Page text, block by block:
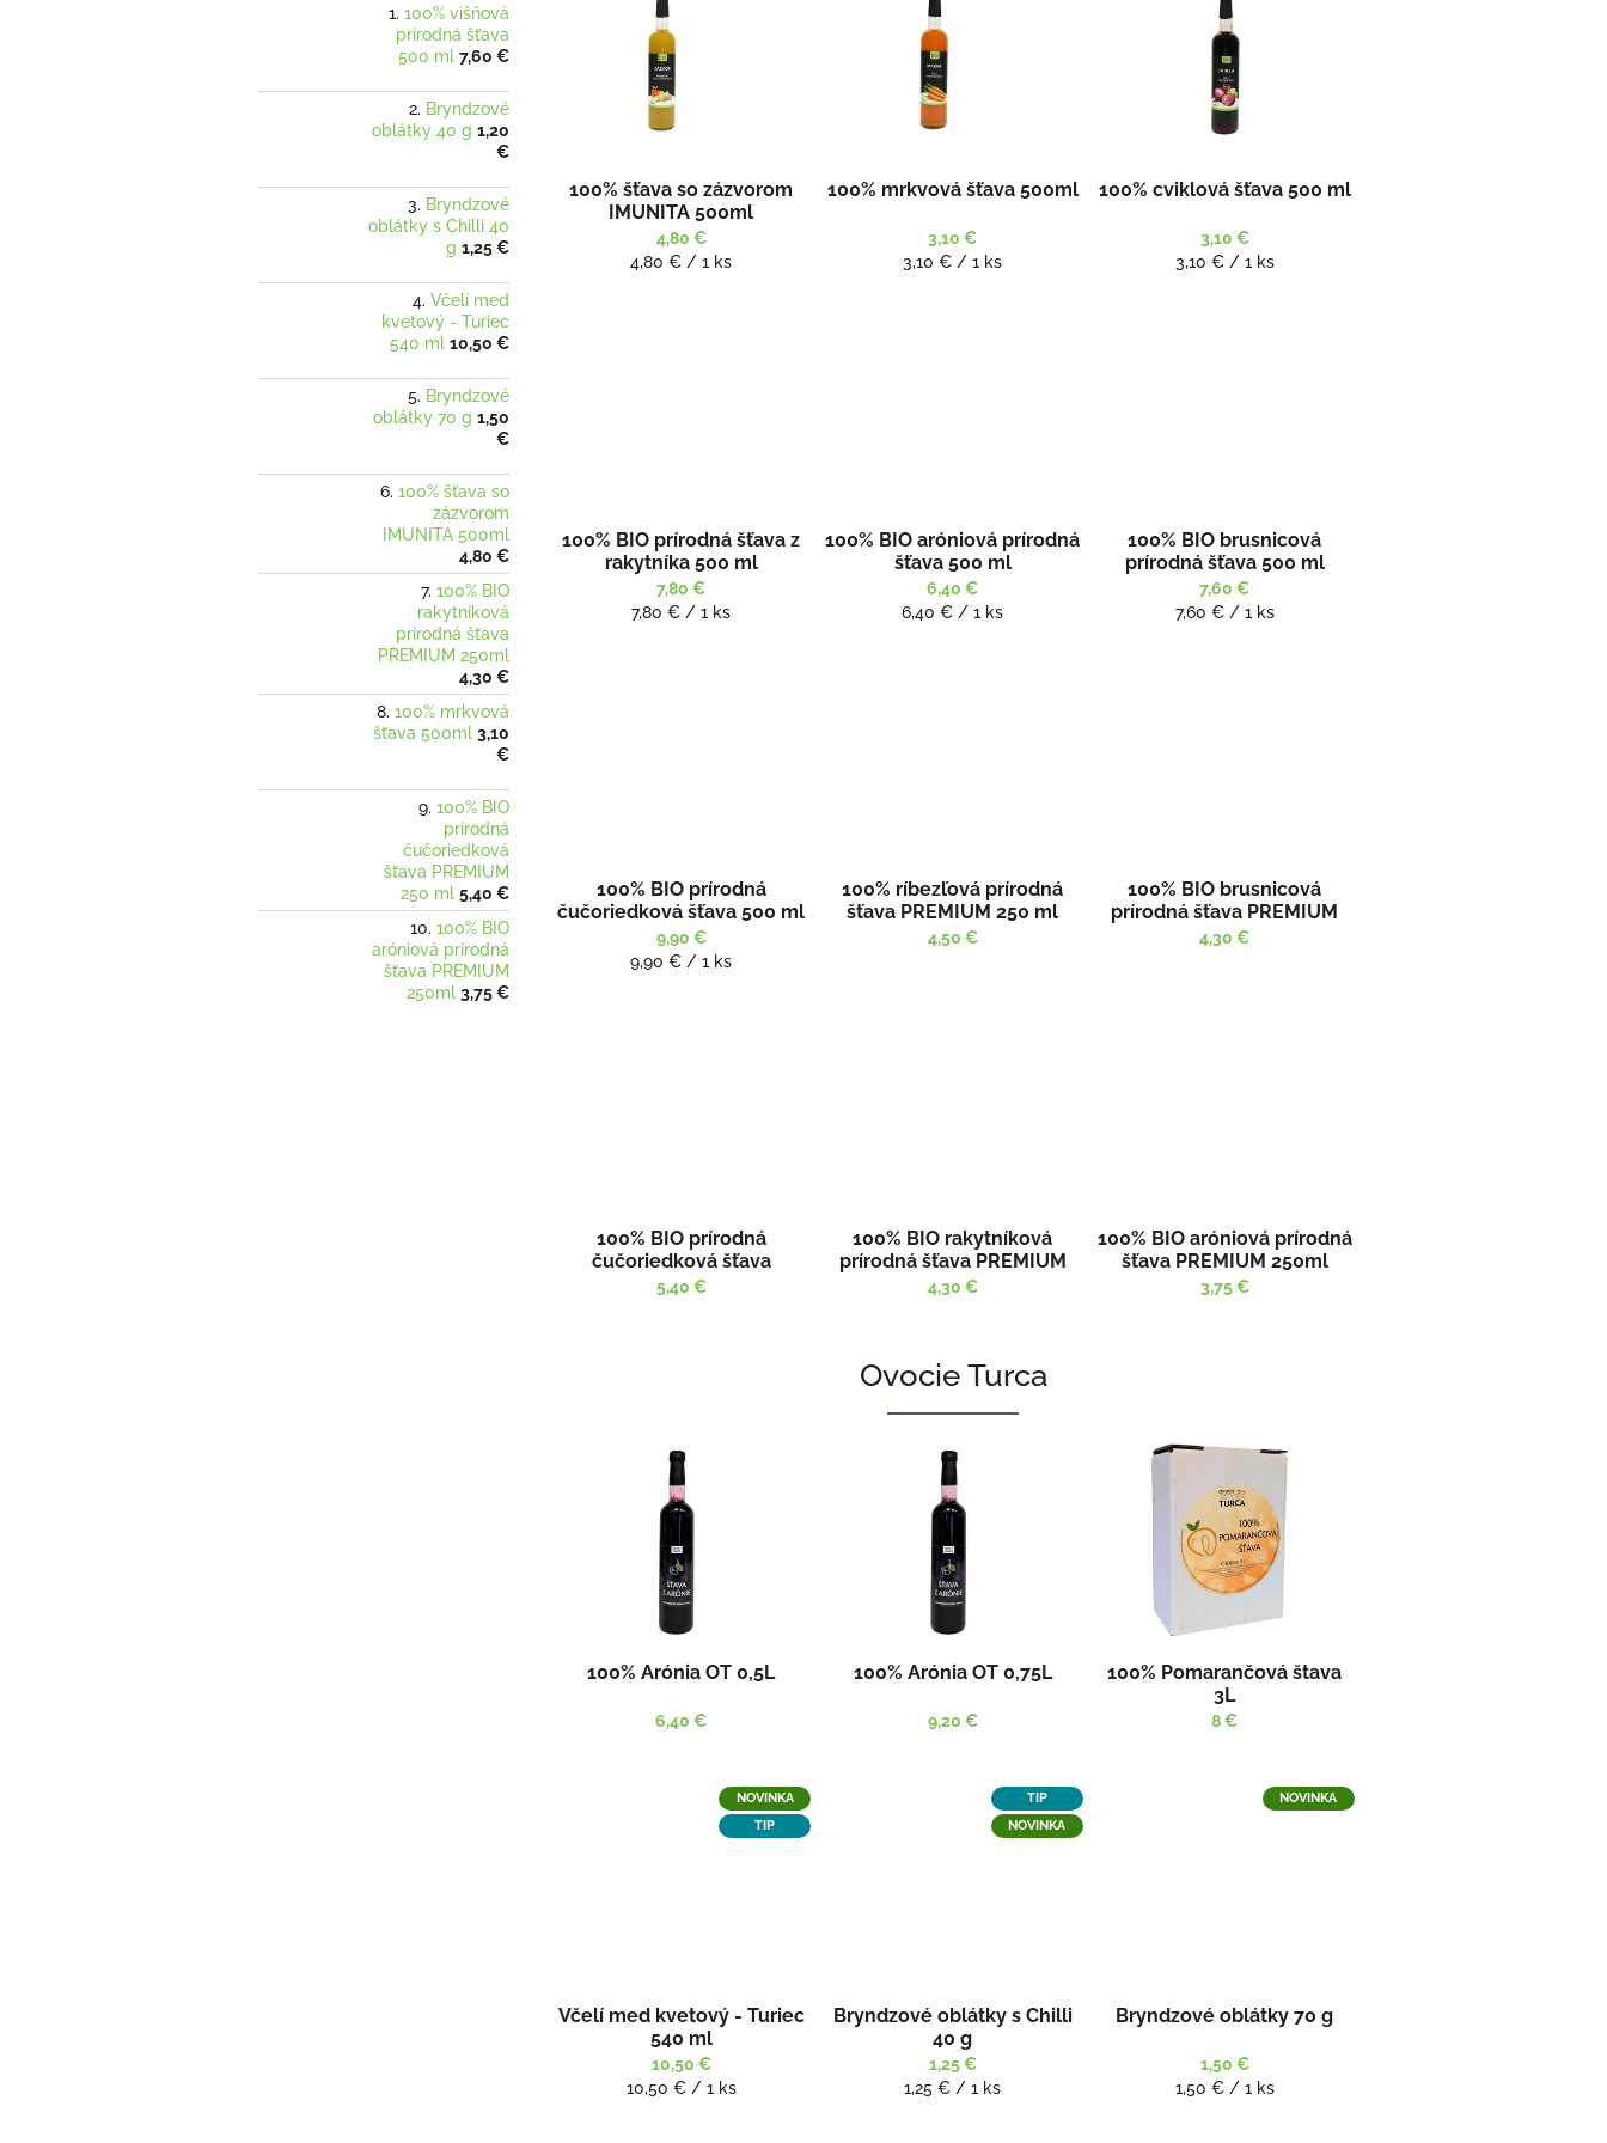
100% višňová
prírodná šťava
500 ml 7,60 €
Bryndzové
oblátky 40 g 1,20
€
Bryndzové
oblátky s Chilli 40
g 1,25 €
Včelí med
kvetový - Turiec
540 ml 10,50 €
Bryndzové
oblátky 70 g 1,50
€
100% šťava so
zázvorom
IMUNITA 500ml
4,80 €
100% BIO
rakytníková
prírodná šťava
PREMIUM 250ml
4,30 €
100% mrkvová
šťava 500ml 3,10
€
100% BIO
prírodná
čučoriedková
šťava PREMIUM
250 ml 5,40 €
100% BIO
aróniová prírodná
šťava PREMIUM
250ml 3,75 €
100% šťava so zázvorom
IMUNITA 500ml
4,80 €
Jednotková
4,80 € / 1 ks
100% mrkvová šťava 500ml
3,10 €
Jednotková
3,10 € / 1 ks
100% cviklová šťava 500 ml
3,10 €
Jednotková
3,10 € / 1 ks
100% BIO prírodná šťava z
rakytníka 500 ml
7,80 €
Jednotková
7,80 € / 1 ks
100% BIO aróniová prírodná
šťava 500 ml
6,40 €
Jednotková
6,40 € / 1 ks
100% BIO brusnicová
prírodná šťava 500 ml
7,60 €
Jednotková
7,60 € / 1 ks
100% BIO prírodná
čučoriedková šťava 500 ml
9,90 €
Jednotková
9,90 € / 1 ks
100% ríbezľová prírodná
šťava PREMIUM 250 ml
4,50 €
100% BIO brusnicová
prírodná šťava PREMIUM
250ml
4,30 €
100% BIO prírodná
čučoriedková šťava
PREMIUM 250 ml
5,40 €
100% BIO rakytníková
prírodná šťava PREMIUM
250ml
4,30 €
100% BIO aróniová prírodná
šťava PREMIUM 250ml
3,75 €
Ovocie Turca
100% Arónia OT 0,5L
6,40 €
100% Arónia OT 0,75L
9,20 €
100% Pomarančová štava
3L
8 €
NOVINKA
TIP
Včelí med kvetový - Turiec
540 ml
10,50 €
Jednotková
10,50 € / 1 ks
TIP
NOVINKA
Bryndzové oblátky s Chilli
40 g
1,25 €
Jednotková
1,25 € / 1 ks
NOVINKA
Bryndzové oblátky 70 g
1,50 €
Jednotková
1,50 € / 1 ks